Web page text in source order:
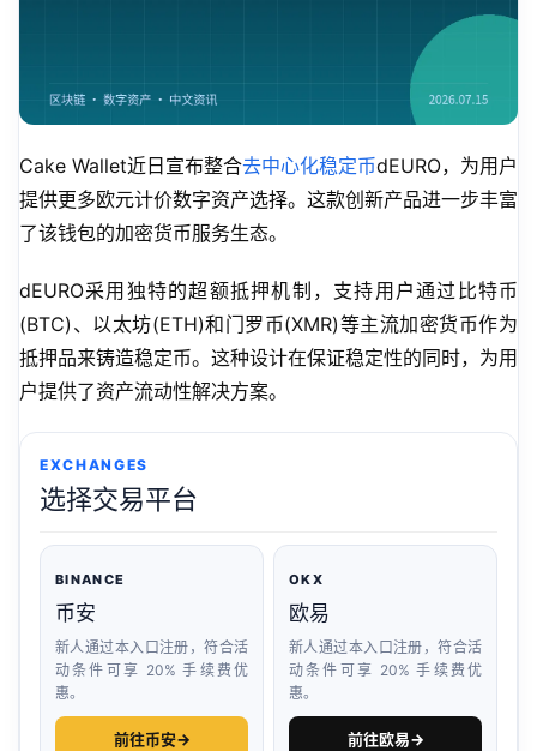
Cake Wallet近日宣布整合去中心化稳定币dEURO，为用户
提供更多欧元计价数字资产选择。这款创新产品进一步丰富
了该钱包的加密货币服务生态。
dEURO采用独特的超额抵押机制，支持用户通过比特币
(BTC)、以太坊(ETH)和门罗币(XMR)等主流加密货币作为
抵押品来铸造稳定币。这种设计在保证稳定性的同时，为用
户提供了资产流动性解决方案。
EXCHANGES
选择交易平台
BINANCE
币安
新人通过本入口注册，符合活
动条件可享 20% 手续费优
惠。
前往币安→
OKX
欧易
新人通过本入口注册，符合活
动条件可享 20% 手续费优
惠。
前往欧易→